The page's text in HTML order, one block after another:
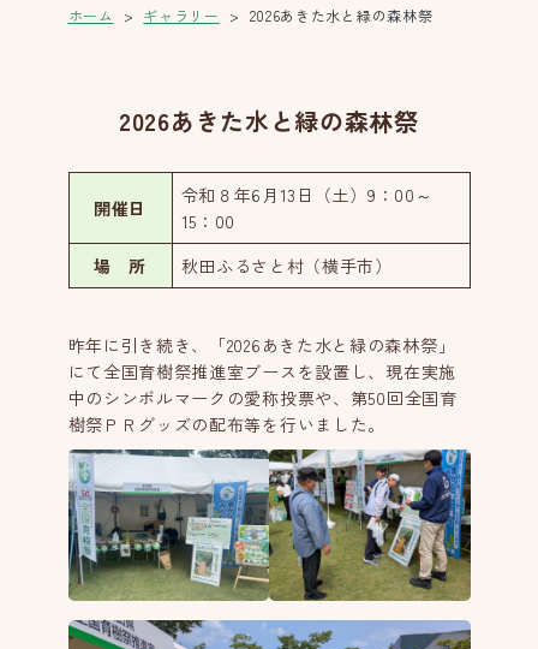
ホーム ギャラリー 2026あきた水と緑の森林祭
2026あきた水と緑の森林祭
開催日
令和８年6月13日（土）9：00～
15：00
場 所
秋田ふるさと村（横手市）
昨年に引き続き、「2026あきた水と緑の森林祭」
にて全国育樹祭推進室ブースを設置し、現在実施
中のシンボルマークの愛称投票や、第50回全国育
樹祭ＰＲグッズの配布等を行いました。